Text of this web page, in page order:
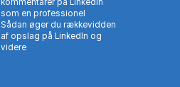
kommentarer på LinkedIn
som en professionel
Sådan øger du rækkevidden
af opslag på LinkedIn og
videre